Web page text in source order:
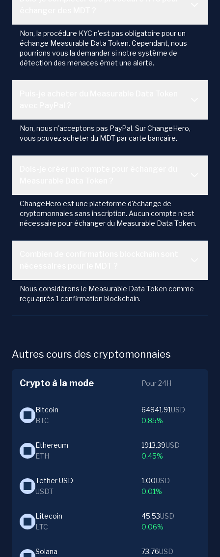
Non, la procédure KYC n'est pas obligatoire pour un
échange Measurable Data Token. Cependant, nous
pourrions vous la demander si notre système de
détection des menaces émet une alerte.
Non, nous n'acceptons pas PayPal. Sur ChangeHero,
vous pouvez acheter du MDT par carte bancaire.
ChangeHero est une plateforme d'échange de
cryptomonnaies sans inscription. Aucun compte n'est
nécessaire pour échanger du Measurable Data Token.
Nous considérons le Measurable Data Token comme
reçu après 1 confirmation blockchain.
Autres cours des cryptomonnaies
Crypto à la mode Pour 24H
Bitcoin
BTC
64941.91USD
0.85%
Ethereum
ETH
1913.39USD
0.45%
Tether USD
USDT
1.00USD
0.01%
Litecoin
LTC
45.53USD
0.06%
Solana 73.76USD